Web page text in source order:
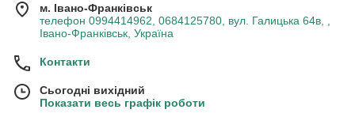
м. Івано-Франківськ
телефон 0994414962, 0684125780, вул. Галицька 64в, ,
Івано-Франківськ, Україна
Контакти
Сьогодні вихідний
Показати весь графік роботи